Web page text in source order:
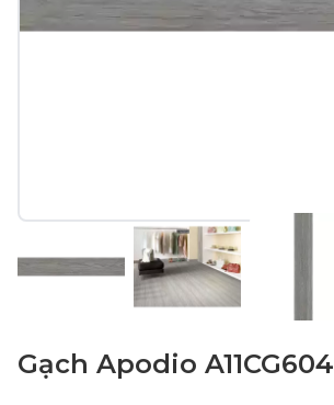
Gạch Apodio A11CG604